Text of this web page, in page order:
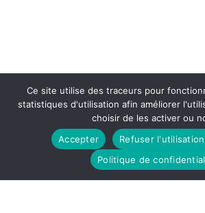
Ce site utilise des traceurs pour
statistiques d'utilisation afin améliorer
choisir de les activer ou
Accepter
Refuser
Politique de